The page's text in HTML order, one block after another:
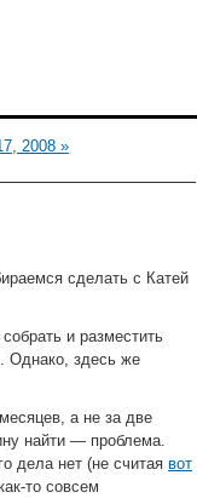
2008 »
сделать с Катей
и разместить
Однако, здесь же
а не за две
найти — проблема.
дела нет (не считая вот
то совсем